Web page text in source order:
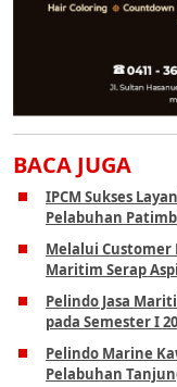
BACA JUGA
IPCM Sukses
Pelabuhan
Melalui Customer
Maritim Serap
Pelindo Jasa
pada Semester I
Pelindo Marine
Pelabuhan